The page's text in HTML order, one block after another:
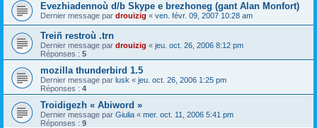
Evezhiadennoù d/b Skype e brezhoneg (gant Alan Monfort)
Dernier message par drouizig « ven. févr. 09, 2007 10:28 am
Treiñ restroù .trn
Dernier message par drouizig « jeu. oct. 26, 2006 8:12 pm
Réponses : 5
mozilla thunderbird 1.5
Dernier message par lusk « jeu. oct. 26, 2006 1:25 pm
Réponses : 4
Troidigezh « Abiword »
Dernier message par Giulia « mer. oct. 11, 2006 5:41 pm
Réponses : 9